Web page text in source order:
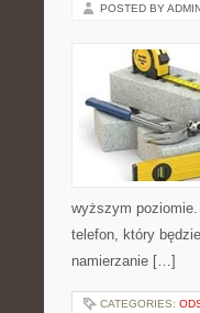
POSTED BY
wyższym
telefon, który
namierzanie […]
CATEGORIES: